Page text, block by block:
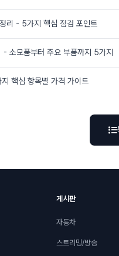
리 - 5가지 핵심 점검 포인트
- 소모품부터 주요 부품까지 5가지
핵심 항목별 가격 가이드
게시판
자동차
스트리밍/방송